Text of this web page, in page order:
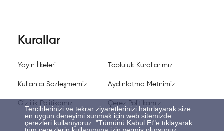
Tercihlerinizi ve tekrar ziyaretlerinizi hatırlayarak size
en uygun deneyimi sunmak için web sitemizde
çerezleri kullanıyoruz. "Tümünü Kabul Et"e tıklayarak
Kurallar
Yayın İlkeleri Topluluk Kurallarımız
Kullanıcı Sözleşmemiz Aydınlatma Metnimiz
Gizlilik Politikamız Çerez Politikamız